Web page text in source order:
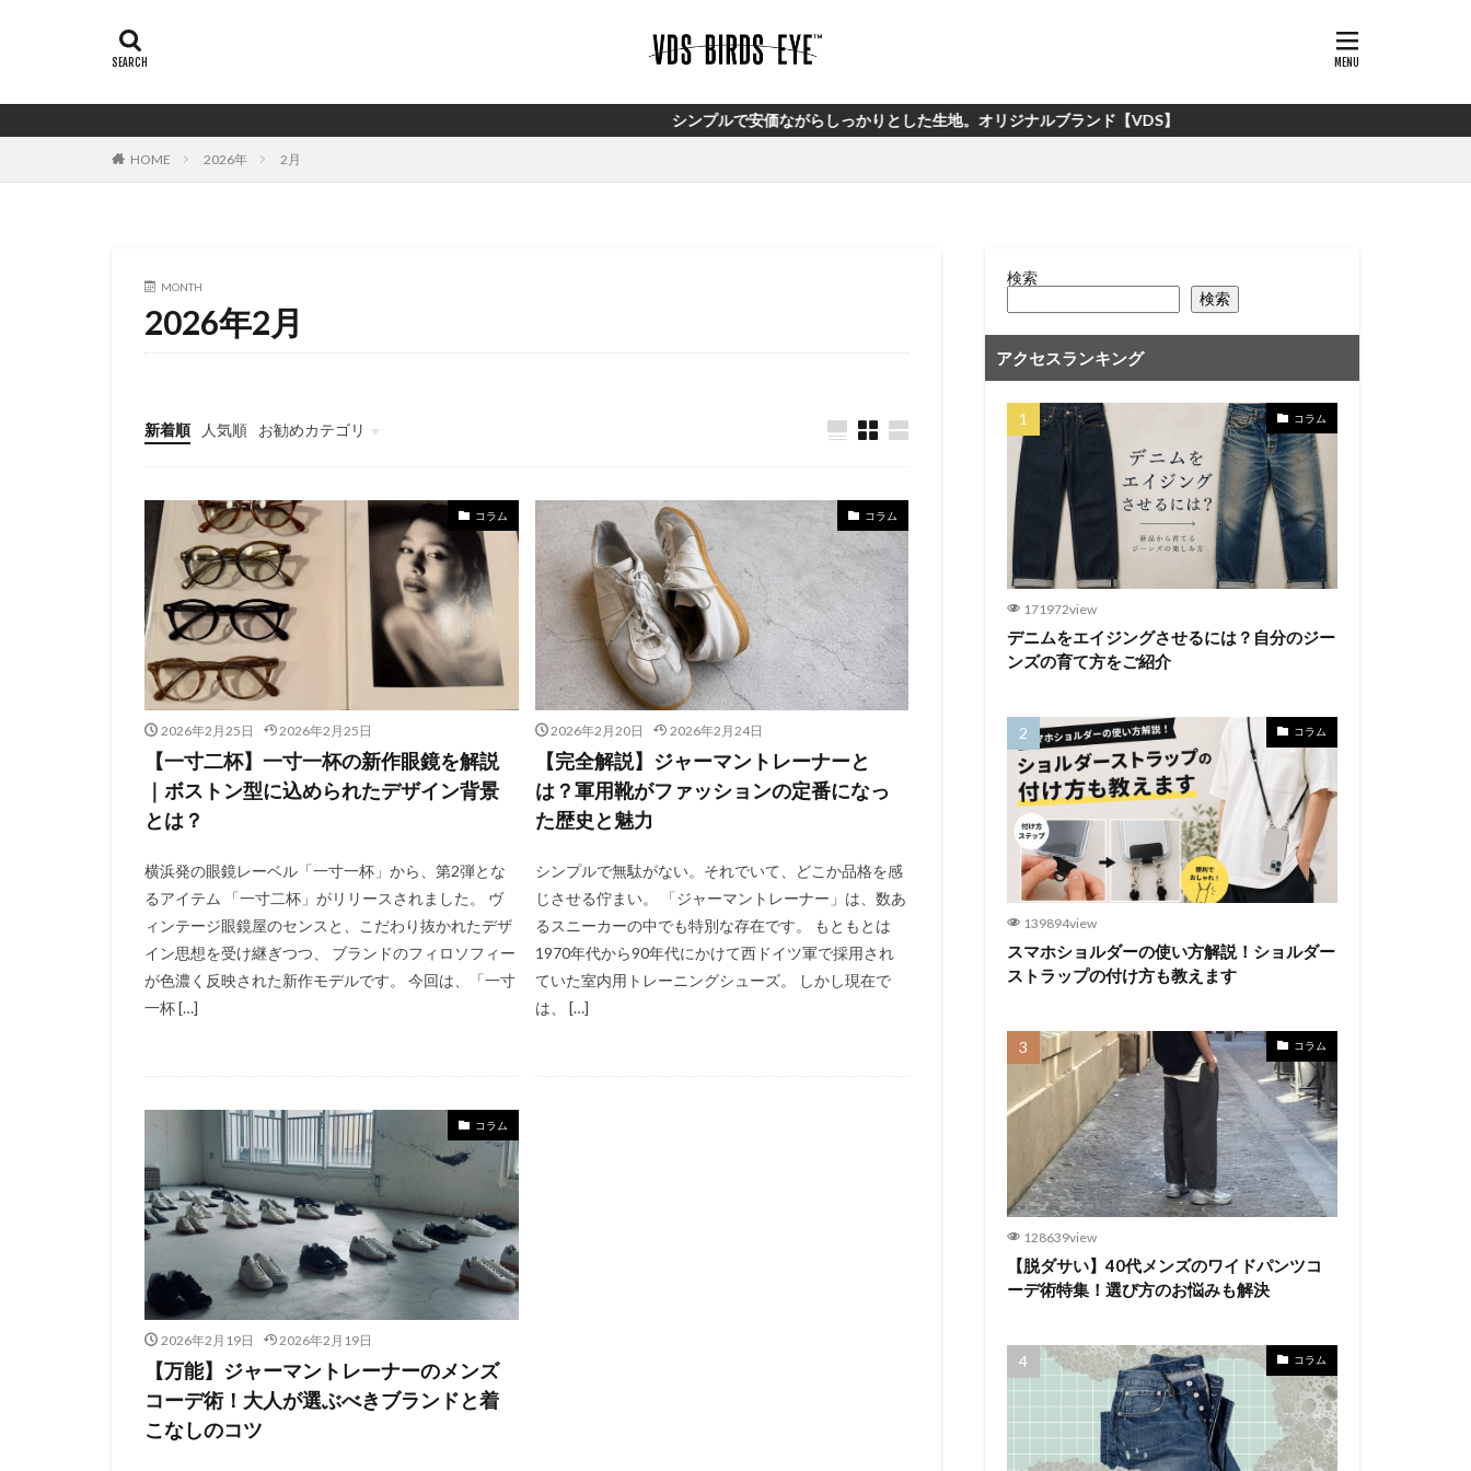
シンプルで安価ながらしっかりとした生地。オリジナルブランド【VDS】
HOME 2026年 2月
MONTH
2026年2月
新着順 人気順
お勧めカテゴリ
バイイング
コラム
2026年2月25日 2026年2月25日
【一寸二杯】一寸一杯の新作眼鏡を解説
｜ボストン型に込められたデザイン背景
とは？
横浜発の眼鏡レーベル「一寸一杯」から、第2弾とな
るアイテム 「一寸二杯」がリリースされました。 ヴ
ィンテージ眼鏡屋のセンスと、こだわり抜かれたデザ
イン思想を受け継ぎつつ、 ブランドのフィロソフィー
が色濃く反映された新作モデルです。 今回は、「一寸
一杯 […]
コラム
2026年2月20日 2026年2月24日
【完全解説】ジャーマントレーナーと
は？軍用靴がファッションの定番になっ
た歴史と魅力
シンプルで無駄がない。それでいて、どこか品格を感
じさせる佇まい。 「ジャーマントレーナー」は、数あ
るスニーカーの中でも特別な存在です。 もともとは
1970年代から90年代にかけて西ドイツ軍で採用され
ていた室内用トレーニングシューズ。 しかし現在で
は、 […]
コラム
2026年2月19日 2026年2月19日
【万能】ジャーマントレーナーのメンズ
コーデ術！大人が選ぶべきブランドと着
こなしのコツ
検索
検索
アクセスランキング
コラム
171972view
デニムをエイジングさせるには？自分のジー
ンズの育て方をご紹介
コラム
139894view
スマホショルダーの使い方解説！ショルダー
ストラップの付け方も教えます
コラム
128639view
【脱ダサい】40代メンズのワイドパンツコ
ーデ術特集！選び方のお悩みも解決
コラム